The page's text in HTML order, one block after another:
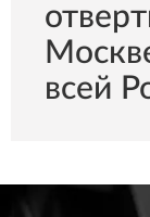
всей